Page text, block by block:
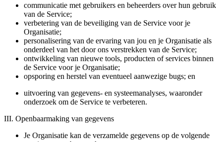
communicatie met gebruikers en beheerders over hun gebruik
van de Service;
verbetering van de beveiliging van de Service voor je
Organisatie;
personalisering van de ervaring van jou en je Organisatie als
onderdeel van het door ons verstrekken van de Service;
ontwikkeling van nieuwe tools, producten of services binnen
de Service voor je Organisatie;
opsporing en herstel van eventueel aanwezige bugs; en
uitvoering van gegevens- en systeemanalyses, waaronder
onderzoek om de Service te verbeteren.
III. Openbaarmaking van gegevens
Je Organisatie kan de verzamelde gegevens op de volgende